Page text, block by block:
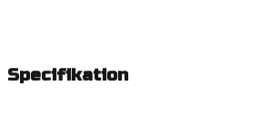
Specifikation